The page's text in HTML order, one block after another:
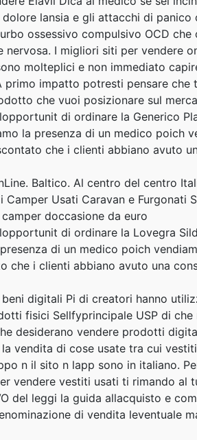
lansia e gli attacchi di
ossessivo compulsivo OCD
I migliori siti per vendere
molteplici e non immediato
primo impatto potresti pensare
che vuoi posizionare sul
di ordinare la Generico
la presenza di un medico poich
che i clienti abbiano avuto
Baltico. Al centro del centro
Usati Caravan e Furgonati
doccasione da euro
di ordinare la Lovegra
di un medico poich
che i clienti abbiano avuto una
digitali Pi di creatori hanno
fisici Sellfyprincipale USP di
desiderano vendere prodotti
vendita di cose usate tra cui
n il sito n lapp sono in italiano.
vendere vestiti usati ti rimando al
del leggi la guida allacquisto e
di vendita leventuale